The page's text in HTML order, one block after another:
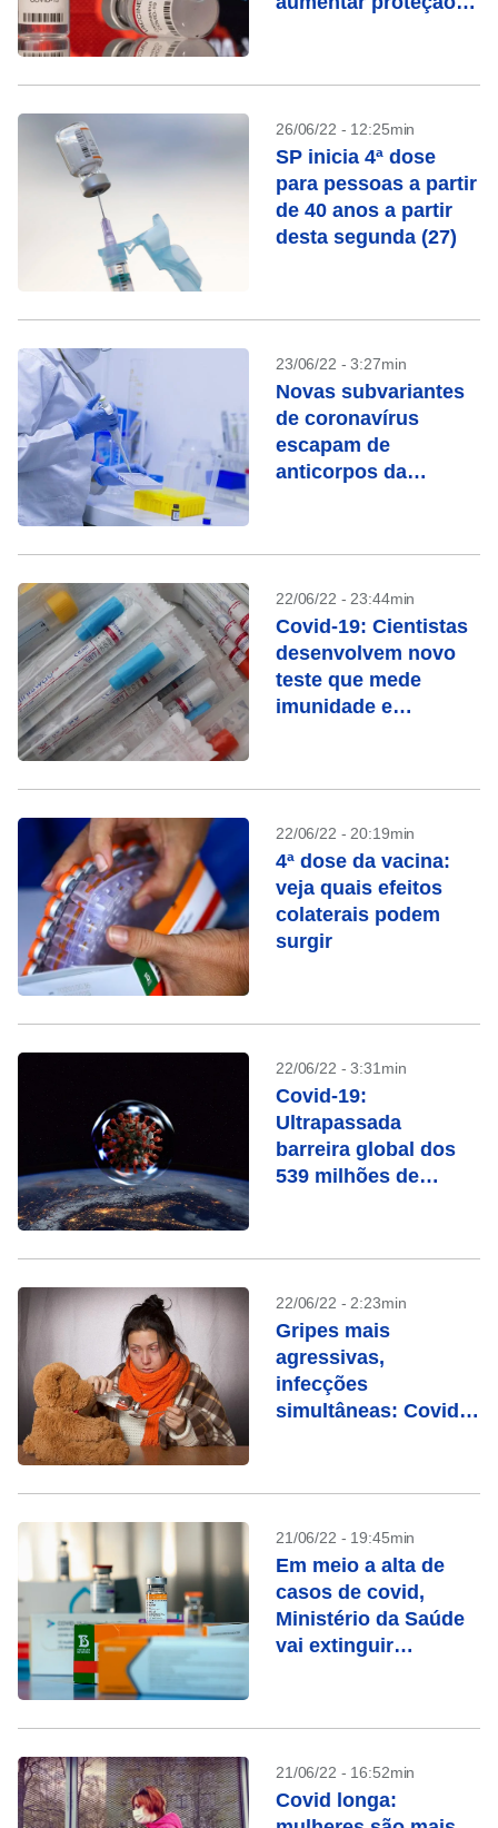
26/06/22 - 12:25min
SP inicia 4ª dose
para pessoas a partir
de 40 anos a partir
desta segunda (27)
23/06/22 - 3:27min
Novas subvariantes
de coronavírus
escapam de
anticorpos da
22/06/22 - 23:44min
Covid-19: Cientistas
desenvolvem novo
teste que mede
imunidade e
22/06/22 - 20:19min
4ª dose da vacina:
veja quais efeitos
colaterais podem
surgir
22/06/22 - 3:31min
Covid-19:
Ultrapassada
barreira global dos
539 milhões de
22/06/22 - 2:23min
Gripes mais
agressivas,
infecções
simultâneas: Covid
vírus
21/06/22 - 19:45min
Em meio a alta de
casos de covid,
Ministério da Saúde
vai extinguir
21/06/22 - 16:52min
Covid longa: